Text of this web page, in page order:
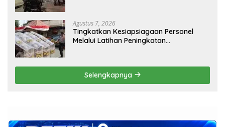
Agustus 7, 2026
Tingkatkan Kesiapsiagaan Personel
Melalui Latihan Peningkatan
Selengkapnya